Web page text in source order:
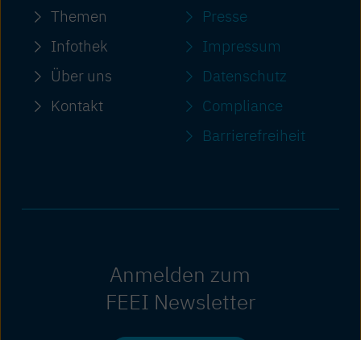
Themen
Infothek
Über uns
Kontakt
Presse
Impressum
Datenschutz
Compliance
Barriere­freiheit
Anmelden zum
FEEI Newsletter